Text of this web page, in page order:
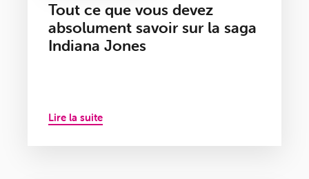
Tout ce que vous devez
absolument savoir sur la saga
Indiana Jones
Lire la suite